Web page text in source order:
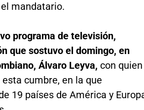
mandatario.
programa de televisión,
que sostuvo el domingo, en
Álvaro Leyva, con quien
cumbre, en la que
19 países de América y